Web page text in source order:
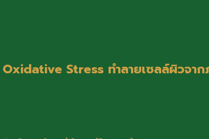
Stress ทำลายเซลล์ผิวจาก